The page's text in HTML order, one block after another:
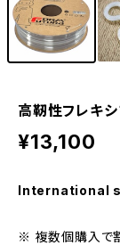
高靭性フレキ
¥13,100
International
※ 複数個購入で